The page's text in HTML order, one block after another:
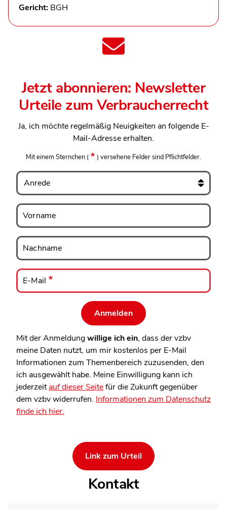
Gericht: BGH
Jetzt abonnieren: Newsletter
Urteile zum Verbraucherrecht
Ja, ich möchte regelmäßig Neuigkeiten an folgende E-
Mail-Adresse erhalten.
Mit einem Sternchen ( ) versehene Felder sind Pflichtfelder.
Anrede
Vorname
Vorname
Nachname
Nachname
E-
Mail
E-Mail
Mit der Anmeldungwillige ich ein, dass der vzbv
meine Daten nutzt, um mir kostenlos per E-Mail
Informationen zum Themenbereich zuzusenden, den
ich ausgewählt habe. Meine Einwilligung kann ich
jederzeitauf dieser Seitefür die Zukunft gegenüber
dem vzbv widerrufen. Informationen zum Datenschutz
finde ich hier.
Link zum Urteil
Kontakt